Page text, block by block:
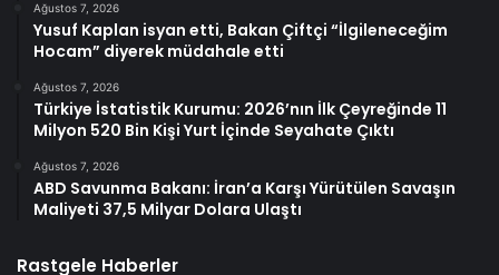
Ağustos 7, 2026
Yusuf Kaplan isyan etti, Bakan Çiftçi “İlgileneceğim
Hocam” diyerek müdahale etti
Ağustos 7, 2026
Türkiye İstatistik Kurumu: 2026’nın İlk Çeyreğinde 11
Milyon 520 Bin Kişi Yurt İçinde Seyahate Çıktı
Ağustos 7, 2026
ABD Savunma Bakanı: İran’a Karşı Yürütülen Savaşın
Maliyeti 37,5 Milyar Dolara Ulaştı
Rastgele Haberler